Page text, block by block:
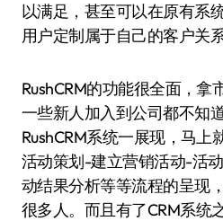
以满足，甚至可以在原有系
用户定制属于自己的客户关
RushCRM的功能很全面，拿
一些新人加入到公司都不知
RushCRM系统一展现，马上
活动策划-建立营销活动-活
动结果分析等等流程的呈现
很多人。而且有了CRM系统